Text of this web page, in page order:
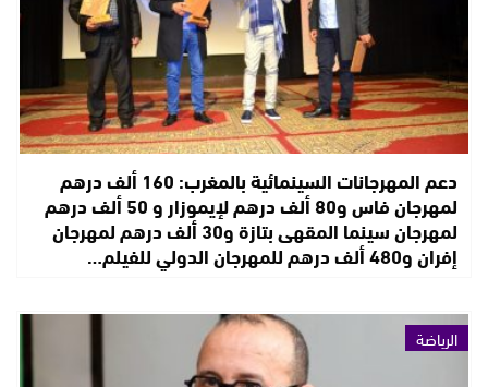
دعم المهرجانات السينمائية بالمغرب: 160 ألف درهم
لمهرجان فاس و80 ألف درهم لإيموزار و 50 ألف درهم
لمهرجان سينما المقهى بتازة و30 ألف درهم لمهرجان
إفران و480 ألف درهم للمهرجان الدولي للفيلم…
الرياضة